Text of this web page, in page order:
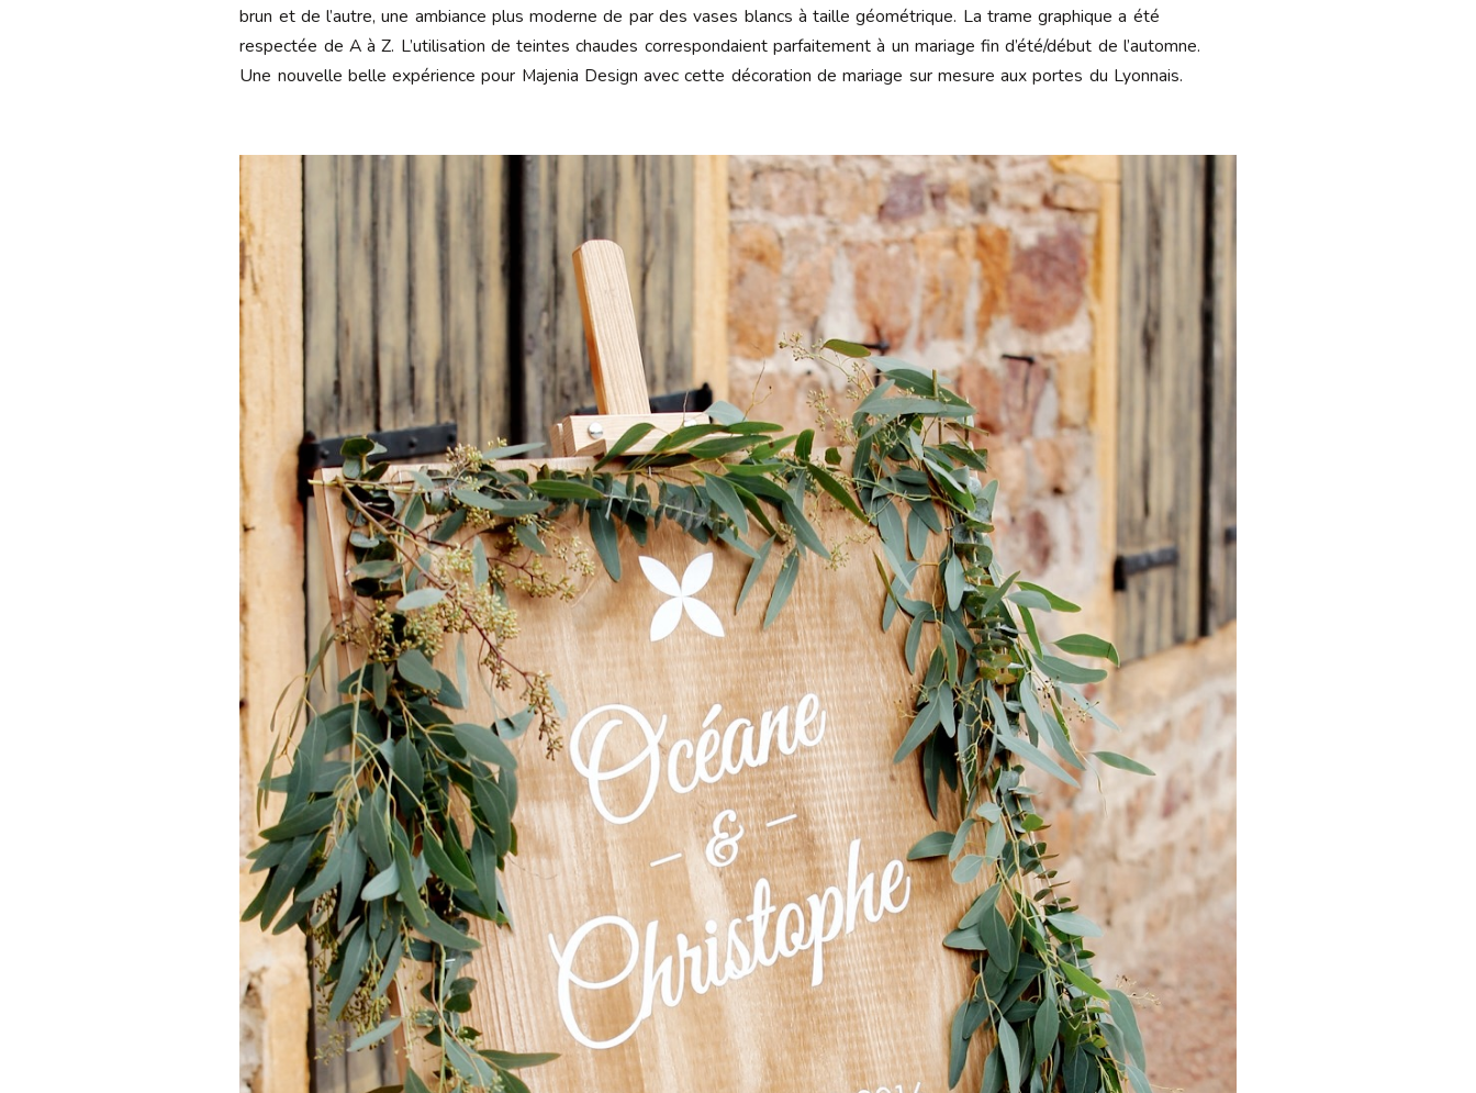
brun et de l’autre, une ambiance plus moderne de par des vases blancs à taille géométrique. La trame graphique a été
respectée de A à Z. L’utilisation de teintes chaudes correspondaient parfaitement à un mariage fin d’été/début de l’automne.
Une nouvelle belle expérience pour Majenia Design avec cette décoration de mariage sur mesure aux portes du Lyonnais.